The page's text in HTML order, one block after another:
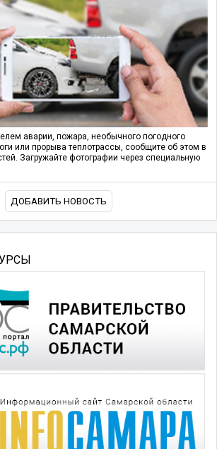
аварии, пожара, необычного погодного
или прорыва теплотрассы, сообщите об этом в
Загружайте фотографии через специальную
ДОБАВИТЬ НОВОСТЬ